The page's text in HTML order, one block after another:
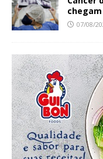
chegam
07/08/